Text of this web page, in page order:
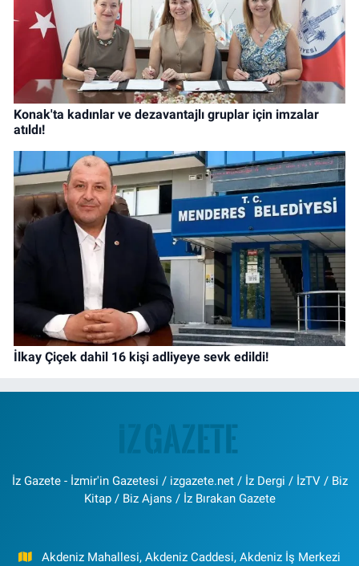
Konak'ta kadınlar ve dezavantajlı gruplar için imzalar
atıldı!
İlkay Çiçek dahil 16 kişi adliyeye sevk edildi!
İz Gazete - İzmir'in Gazetesi / izgazete.net / İz Dergi / İzTV / Biz
Kitap / Biz Ajans / İz Bırakan Gazete
Akdeniz Mahallesi, Akdeniz Caddesi, Akdeniz İş Merkezi